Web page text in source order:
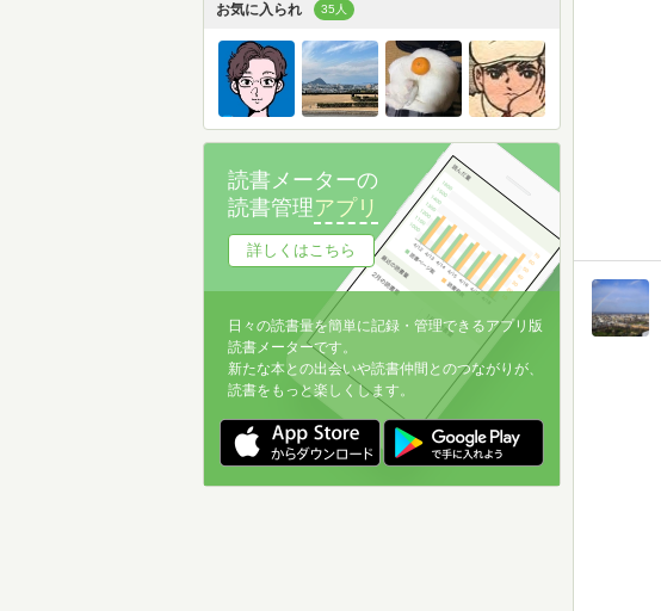
お気に入られ 35人
読書メーターの
読書管理アプリ
詳しくはこちら
日々の読書量を簡単に記録・管理できるアプリ版
読書メーターです。
新たな本との出会いや読書仲間とのつながりが、
読書をもっと楽しくします。